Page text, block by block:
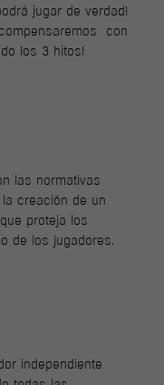
jugar de verdad!
con
los 3 hitos!
las normativas
creación de un
proteja los
de los jugadores.
independiente